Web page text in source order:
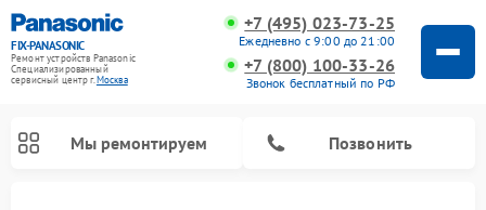
FIX-PANASONIC
Ремонт устройств Panasonic
Специализированный
cервисный центр г.Москва
+7 (495) 023-73-25
Ежедневно с 9:00 до 21:00
+7 (800) 100-33-26
Звонок бесплатный по РФ
Мы ремонтируем Позвонить